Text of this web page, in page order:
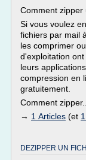
Comment zipper
Si vous voulez
fichiers par mail
les comprimer
d'exploitation
leurs
compression en
gratuitement.
Comment
→ 1 Articles (et
DEZIPPER UN